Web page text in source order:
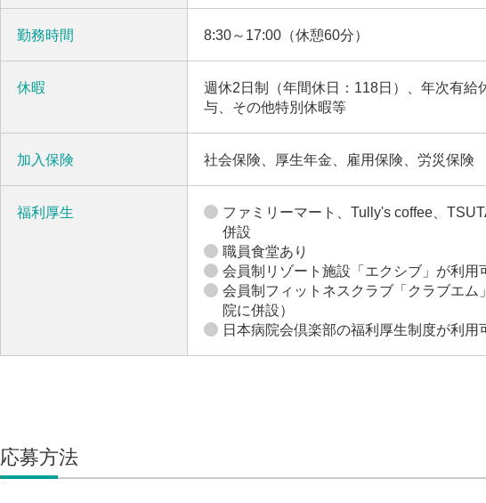
勤務時間 8:30～17:00（休憩60分）
休暇
週休2日制（年間休日：118日）、年次有給
与、その他特別休暇等
加入保険 社会保険、厚生年金、雇用保険、労災保険
福利厚生
ファミリーマート、Tully's coffee、
併設
職員食堂あり
会員制リゾート施設「エクシブ」が利用
会員制フィットネスクラブ「クラブエム
院に併設）
日本病院会倶楽部の福利厚生制度が利用
応募方法